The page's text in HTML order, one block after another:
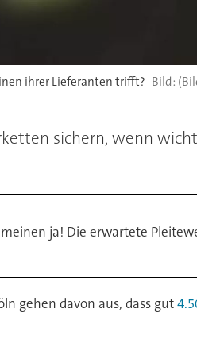
ihrer Lieferanten trifft?
sichern, wenn
ja! Die erwartete
gehen davon aus, dass gut